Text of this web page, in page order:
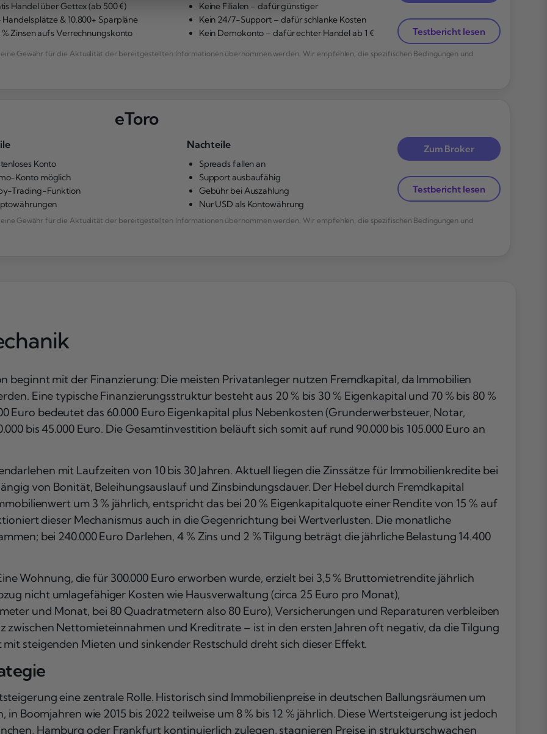
Handel über Gettex (ab 500 €)
Handelsplätze & 10.800+ Sparpläne
% Zinsen aufs Verrechnungskonto
Keine Filialen – dafür günstiger
Kein 24/7-Support – dafür schlanke Kosten
Kein Demokonto – dafür echter Handel ab 1 €
Testbericht lesen
Gewähr für die Aktualität der bereitgestellten Informationen übernommen werden. Wir empfehlen, die spezifischen Bedingungen und
eToro
Konto
Konto möglich
Trading-Funktion
Nachteile
Spreads fallen an
Support ausbaufähig
Gebühr bei Auszahlung
Nur USD als Kontowährung
Zum Broker
Testbericht lesen
Gewähr für die Aktualität der bereitgestellten Informationen übernommen werden. Wir empfehlen, die spezifischen Bedingungen und
beginnt mit der Finanzierung: Die meisten Privatanleger nutzen Fremdkapital, da Immobilien
Eine typische Finanzierungsstruktur besteht aus 20 % bis 30 % Eigenkapital und 70 % bis 80 %
Euro bedeutet das 60.000 Euro Eigenkapital plus Nebenkosten (Grunderwerbsteuer, Notar,
bis 45.000 Euro. Die Gesamtinvestition beläuft sich somit auf rund 90.000 bis 105.000 Euro an
mit Laufzeiten von 10 bis 30 Jahren. Aktuell liegen die Zinssätze für Immobilienkredite bei
von Bonität, Beleihungsauslauf und Zinsbindungsdauer. Der Hebel durch Fremdkapital
um 3 % jährlich, entspricht das bei 20 % Eigenkapitalquote einer Rendite von 15 % auf
dieser Mechanismus auch in die Gegenrichtung bei Wertverlusten. Die monatliche
bei 240.000 Euro Darlehen, 4 % Zins und 2 % Tilgung beträgt die jährliche Belastung 14.400
Wohnung, die für 300.000 Euro erworben wurde, erzielt bei 3,5 % Bruttomietrendite jährlich
nicht umlagefähiger Kosten wie Hausverwaltung (circa 25 Euro pro Monat),
und Monat, bei 80 Quadratmetern also 80 Euro), Versicherungen und Reparaturen verbleiben
zwischen Nettomieteinnahmen und Kreditrate – ist in den ersten Jahren oft negativ, da die Tilgung
steigenden Mieten und sinkender Restschuld dreht sich dieser Effekt.
eine zentrale Rolle. Historisch sind Immobilienpreise in deutschen Ballungsräumen um
in Boomjahren wie 2015 bis 2022 teilweise um 8 % bis 12 % jährlich. Diese Wertsteigerung ist jedoch
Hamburg oder Frankfurt kontinuierlich zulegen, stagnieren Preise in strukturschwachen